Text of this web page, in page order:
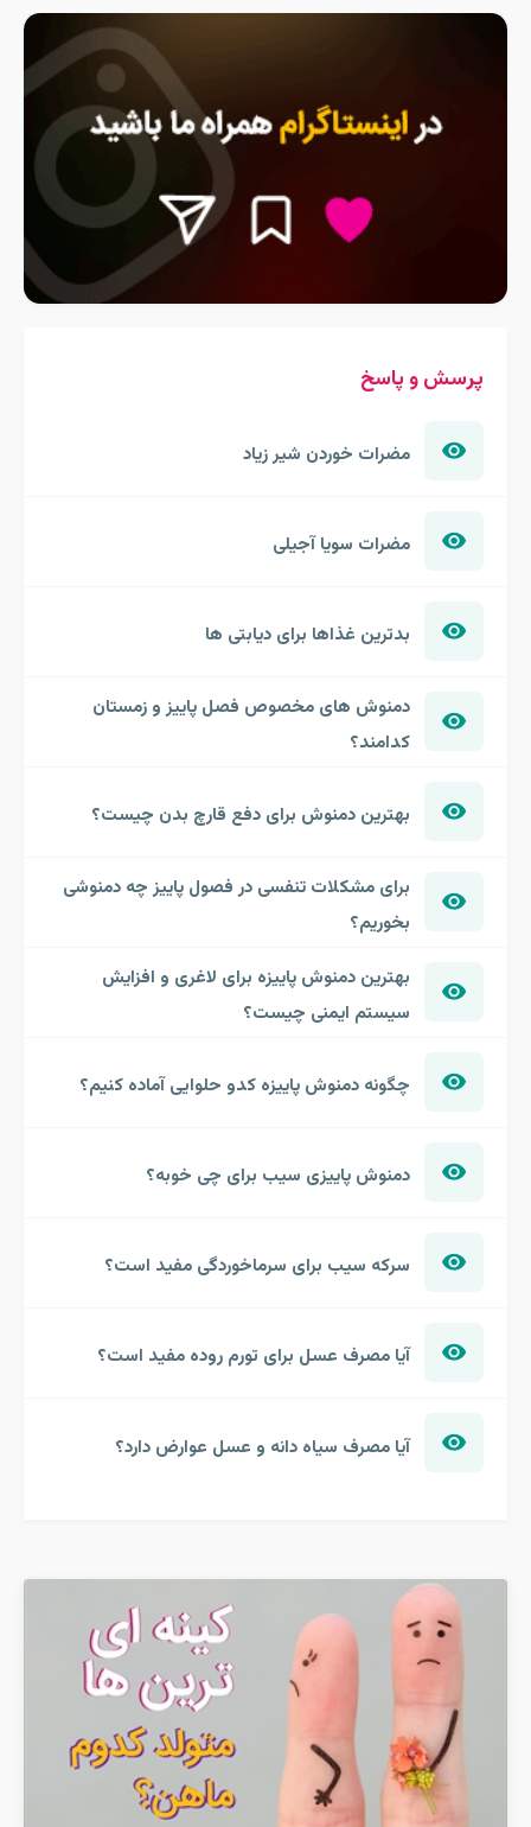
پرسش و پاسخ
مضرات خوردن شیر زیاد
مضرات سویا آجیلی
بدترین غذاها برای دیابتی ها
دمنوش های مخصوص فصل پاییز و زمستان
کدامند؟
بهترین دمنوش برای دفع قارچ بدن چیست؟
برای مشکلات تنفسی در فصول پاییز چه دمنوشی
بخوریم؟
بهترین دمنوش پاییزه برای لاغری و افزایش
سیستم ایمنی چیست؟
چگونه دمنوش پاییزه کدو حلوایی آماده کنیم؟
دمنوش پاییزی سیب برای چی خوبه؟
سرکه سیب برای سرماخوردگی مفید است؟
آیا مصرف عسل برای تورم روده مفید است؟
آیا مصرف سیاه دانه و عسل عوارض دارد؟